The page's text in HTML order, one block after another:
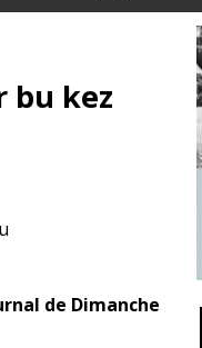
bu kez
de Dimanche